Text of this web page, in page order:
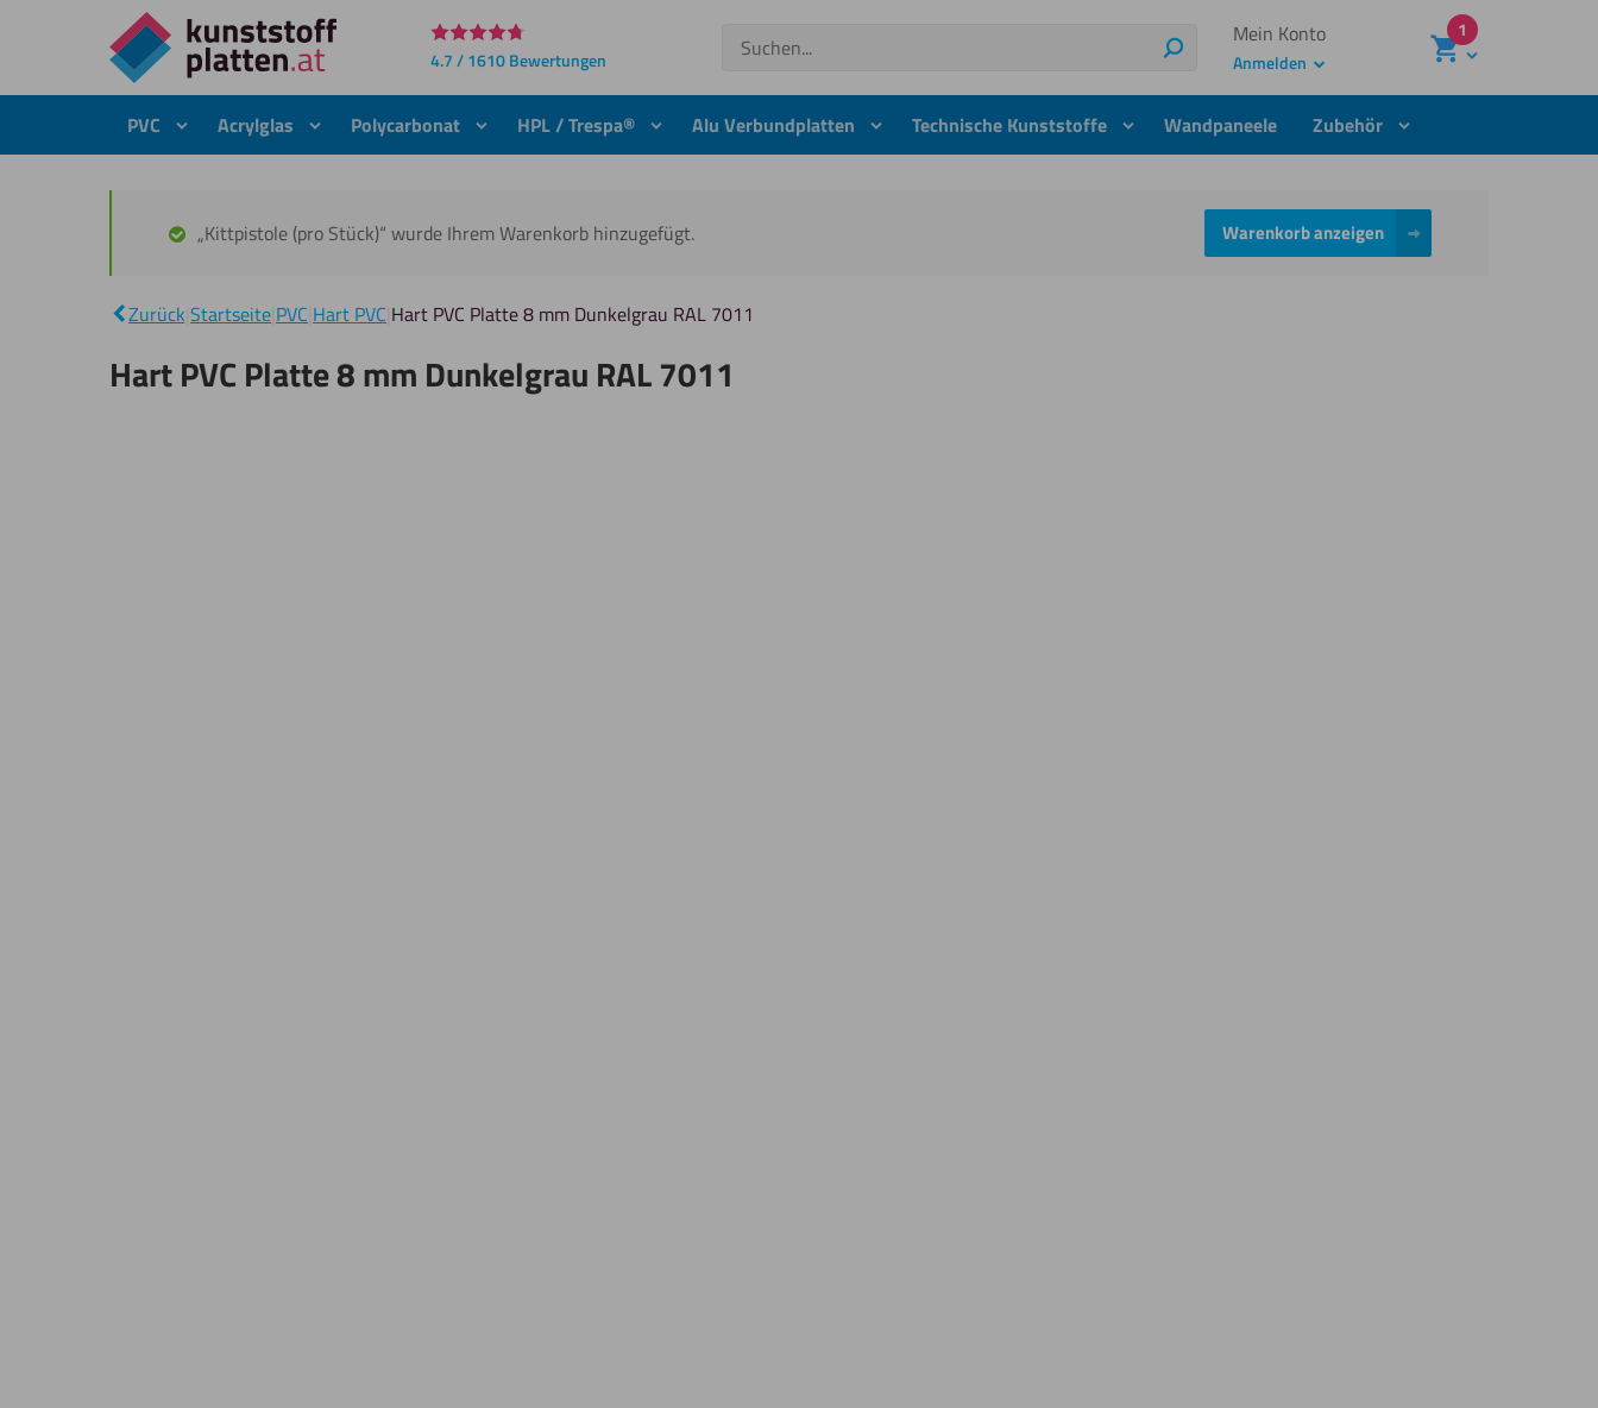
Direkt
zum
4.7 / 1610 Bewertungen
Suchen
Suchen
Mein Konto
Anmelden
1
PVC Acrylglas Polycarbonat HPL / Trespa® Alu Verbundplatten Technische Kunststoffe Wandpaneele Zubehör
„Kittpistole (pro Stück)“ wurde Ihrem Warenkorb hinzugefügt. Warenkorb anzeigen
Zurück Startseite PVC Hart PVC Hart PVC Platte 8 mm Dunkelgrau RAL 7011
Hart PVC Platte 8 mm Dunkelgrau RAL 7011